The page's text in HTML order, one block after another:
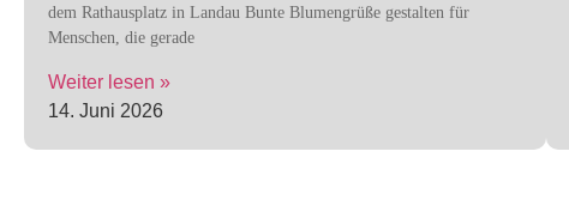
dem Rathausplatz in Landau Bunte Blumengrüße gestalten für
Menschen, die gerade
Weiter lesen »
14. Juni 2026